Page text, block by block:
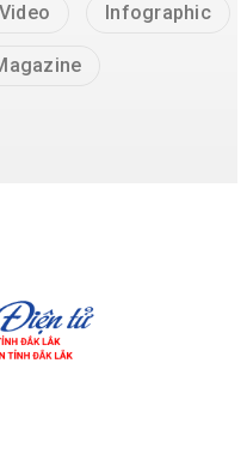
Video Infographic